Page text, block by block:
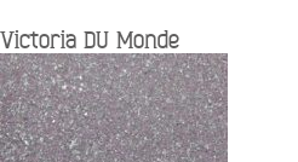
Victoria DU Monde